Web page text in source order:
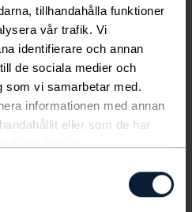
tillhandahålla funktioner
vår trafik. Vi
identifierare och annan
de sociala medier och
som vi samarbetar med.
informationen med annan
eller som de har
kommer i ett paket
och kan stilrent pigga
passar till alla.
produktinformation
mer